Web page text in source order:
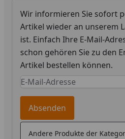
Wir informieren Sie sofort
Artikel wieder an unserem
ist. Einfach Ihre E-Mail-
schon gehören Sie zu den
Artikel bestellen können.
Keine Eingabe erforderlich
Eingabe erforderlich
Absenden
Andere Produkte der